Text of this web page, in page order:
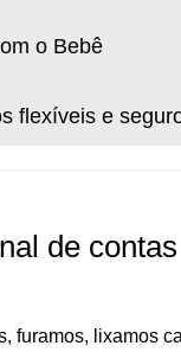
o Bebê
flexíveis e
de
furamos, lixamos